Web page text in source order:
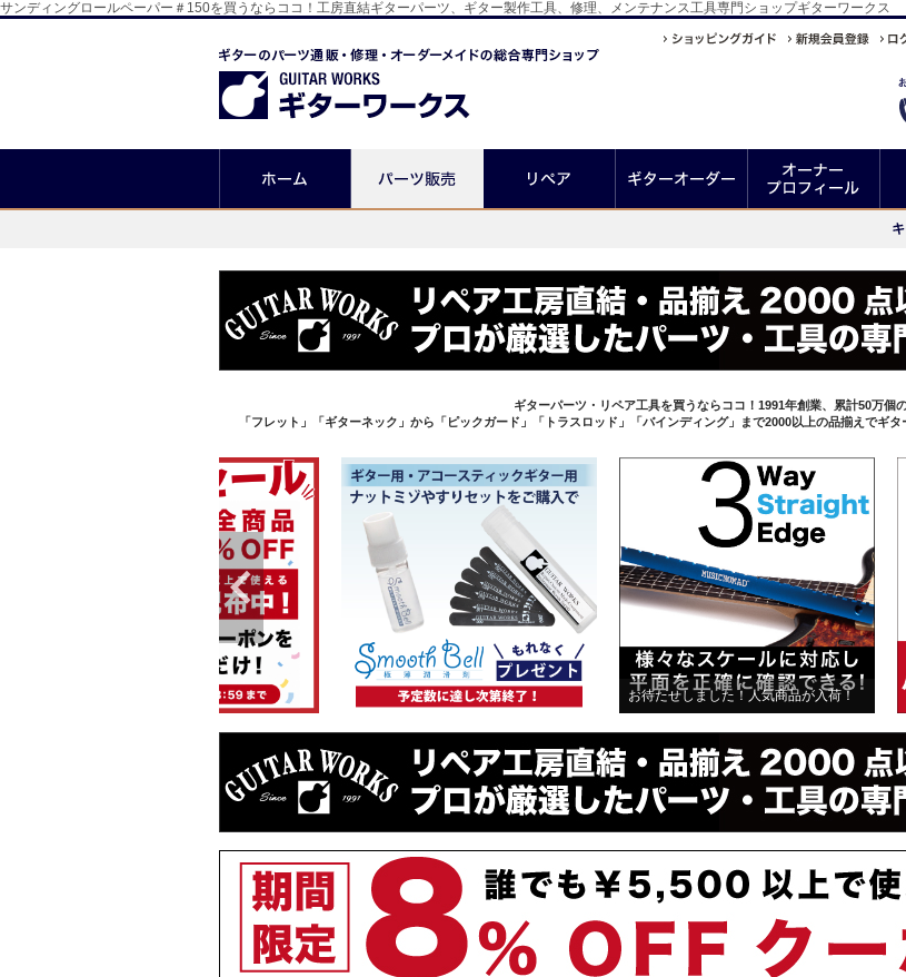
サンディングロールペーパー＃150を買うならココ！工房直結ギターパーツ、ギター製作工具、修理、メンテナンス工具専門ショップギターワークス
ギターパーツ・リペア工具を買うならココ！1991年創業、累計50万個の
「フレット」「ギターネック」から「ピックガード」「トラスロッド」「バインディング」まで2000以上の品揃えでギ
お待たせしました！人気商品が入荷！